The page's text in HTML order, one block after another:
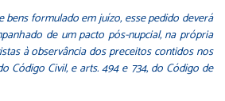
formulado em juízo, esse pedido deverá
de um pacto pós-nupcial, na própria
à observância dos preceitos contidos nos
Código Civil, e arts. 494 e 734, do Código de